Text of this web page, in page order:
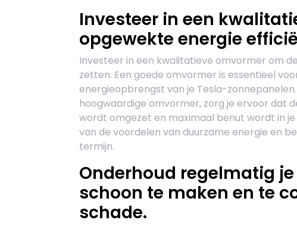
Investeer in een
opgewekte energie
Investeer in een kwalitatieve omvormer om
zetten. Een goede omvormer is essentieel
energieopbrengst van je Tesla-
hoogwaardige omvormer, zorg je ervoor dat
wordt omgezet en maximaal benut wordt in
van de voordelen van duurzame energie en
termijn.
Onderhoud regelmatig
schoon te maken en te
schade.